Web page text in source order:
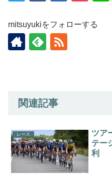
mitsuyukiをフォローする
関連記事
レース
ツア
テー
利